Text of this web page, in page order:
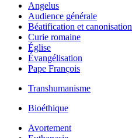
Angelus
Audience générale
Béatification et canonisation
Curie romaine
Église
Évangélisation
Pape François
Transhumanisme
Bioéthique
Avortement